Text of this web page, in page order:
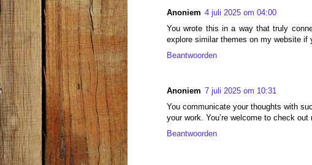
Anoniem 4 juli 2025 om 04:00
You wrote this in a way that truly
explore similar themes on my website if
Beantwoorden
Anoniem 7 juli 2025 om 10:31
You communicate your thoughts with
your work. You’re welcome to check out
Beantwoorden